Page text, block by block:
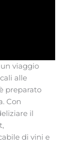
viaggio
alle
preparato
Con
il
di vini e